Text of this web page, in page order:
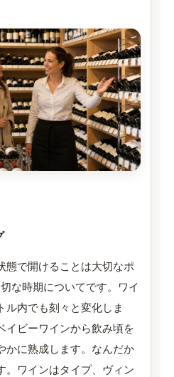
態で開けることは大切なポ
な時期についてです。ワイ
ル内でも刻々と変化しま
イビーワインから飲み頃を
かに熟成します。なんだか
。ワインはタイプ、ヴィン